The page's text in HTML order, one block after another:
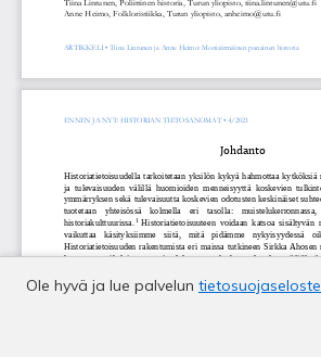
Ole hyvä ja lue palvelun tietosuojaseloste